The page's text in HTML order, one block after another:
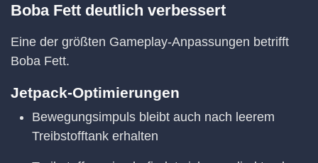
Boba Fett deutlich verbessert
Eine der größten Gameplay-Anpassungen betrifft
Boba Fett.
Jetpack-Optimierungen
Bewegungsimpuls bleibt auch nach leerem
Treibstofftank erhalten